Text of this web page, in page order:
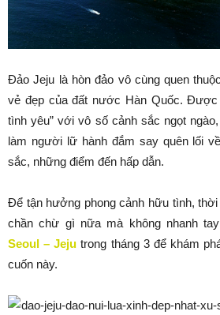
Đảo Jeju là hòn đảo vô cùng quen
vẻ đẹp của đất nước Hàn Quốc. Được
tình yêu” với vô số cảnh sắc ngọt
làm người lữ hành đắm say quên lối
sắc, những điểm đến hấp dẫn.
Để tận hưởng phong cảnh hữu tình,
chần chừ gì nữa mà không nhanh
Seoul – Jeju trong tháng 3 để khám
cuốn này.